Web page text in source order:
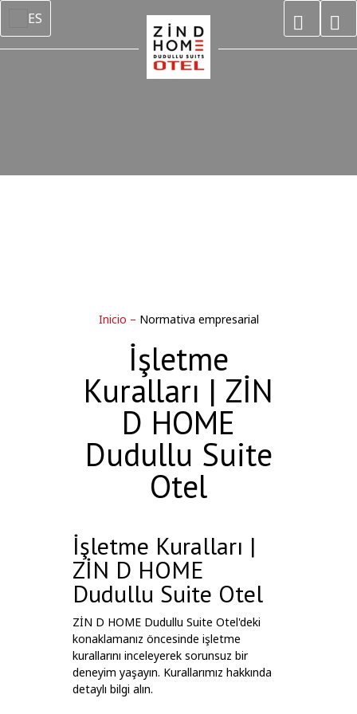
ES
Inicio – Normativa empresarial
İşletme
Kuralları | ZİN
D HOME
Dudullu Suite
Otel
İşletme Kuralları |
ZİN D HOME
Dudullu Suite Otel
ZİN D HOME Dudullu Suite Otel'deki
konaklamanız öncesinde işletme
kurallarını inceleyerek sorunsuz bir
deneyim yaşayın. Kurallarımız hakkında
detaylı bilgi alın.